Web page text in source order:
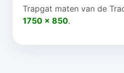
Trapgat maten van de
1750 x 850.